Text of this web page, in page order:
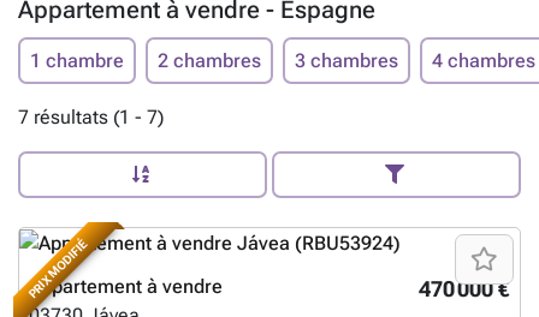
Appartement à vendre - Espagne
1 chambre 2 chambres 3 chambres 4 chambres
7 résultats (1 - 7)
PRIX MODIFIÉ 470 000 €
Appartement à vendre